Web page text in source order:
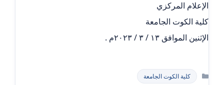
الإعلام المركزي
كلية الكوت الجامعة
الإثنين الموافق ١٣ / ٣ / ٢٠٢٣م .
التصنيفات
كلية الكوت الجامعة